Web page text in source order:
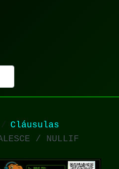
Cláusulas
/ NULLIF